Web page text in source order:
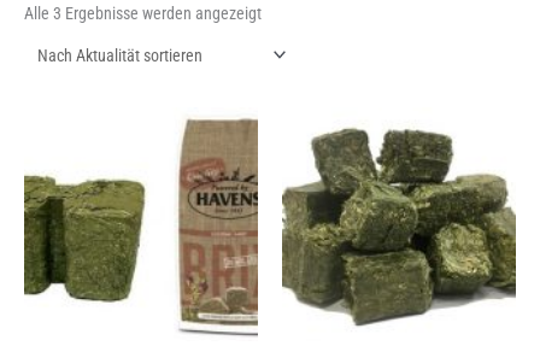
Alle 3 Ergebnisse werden angezeigt